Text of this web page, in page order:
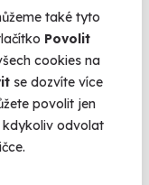
také tyto
Povolit
cookies na
se dozvíte více
povolit jen
kdykoliv odvolat
9.8(26)